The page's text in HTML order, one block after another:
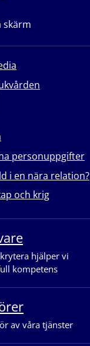
skärm
personuppgifter
i en nära relation?
och krig
hjälper vi
kompetens
av våra tjänster